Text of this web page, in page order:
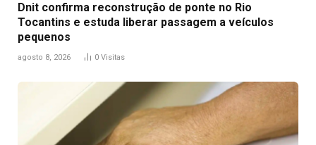
Dnit confirma reconstrução de ponte no Rio
Tocantins e estuda liberar passagem a veículos
pequenos
agosto 8, 2026 0 Visitas